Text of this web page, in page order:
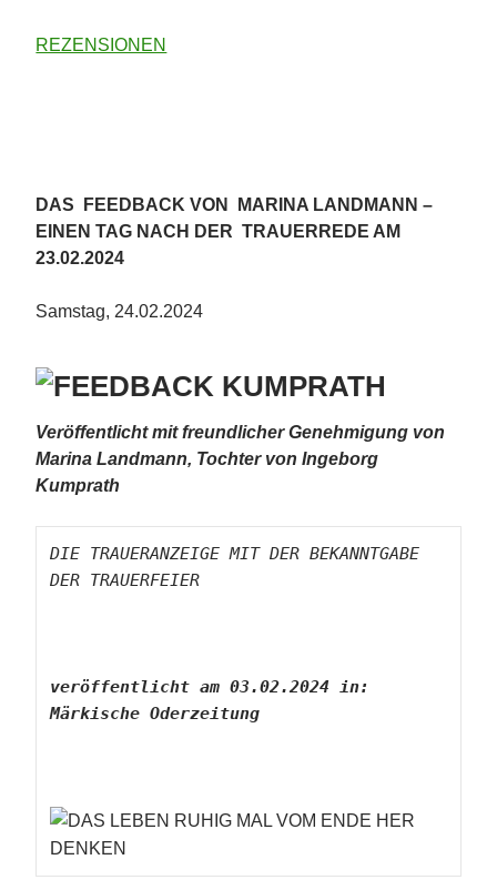
REZENSIONEN
DAS FEEDBACK VON MARINA LANDMANN –
EINEN TAG NACH DER TRAUERREDE AM
23.02.2024
Samstag, 24.02.2024
Veröffentlicht mit freundlicher Genehmigung von
Marina Landmann, Tochter von Ingeborg
Kumprath
DIE TRAUERANZEIGE MIT DER BEKANNTGABE
DER TRAUERFEIER
veröffentlicht am 03.02.2024 in:
Märkische Oderzeitung